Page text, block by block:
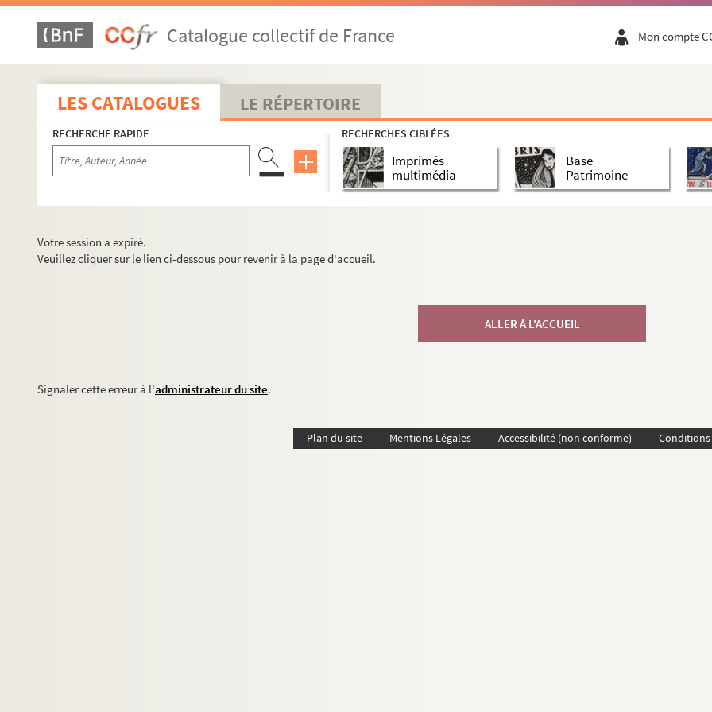
Catalogue collectif de France Mon compte
LES CATALOGUES LE RÉPERTOIRE
RECHERCHE RAPIDE RECHERCHES CIBLÉES
Imprimés
multimédia
Base
Patrimoine
Votre session a expiré.
Veuillez cliquer sur le lien ci-dessous pour revenir à la page d'accueil.
ALLER À L'ACCUEIL
Signaler cette erreur à l'administrateur du site.
Plan du site Mentions Légales Accessibilité (non conforme)